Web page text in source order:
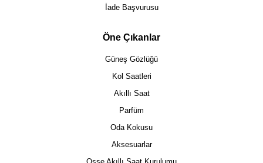
İade Başvurusu
Öne Çıkanlar
Güneş Gözlüğü
Kol Saatleri
Akıllı Saat
Parfüm
Oda Kokusu
Aksesuarlar